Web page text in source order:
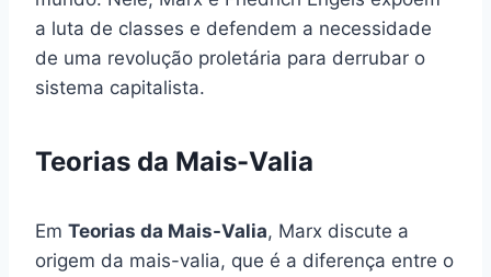
a luta de classes e defendem a necessidade
de uma revolução proletária para derrubar o
sistema capitalista.
Teorias da Mais-Valia
Em Teorias da Mais-Valia, Marx discute a
origem da mais-valia, que é a diferença entre o